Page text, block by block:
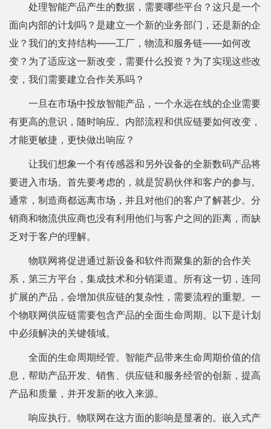
处理智能产品产生的数据，需要哪些平台？这只是一个
面向内部的计划吗？是建立一个新的业务部门，还是新的企
业？我们的支持结构——工厂，物流和服务链——如何改
变？为了适应这一新改变，需要什么投资？为了实现这些改
变，我们需要建立合作关系吗？
一旦在市场中投放智能产品，一个永远在线的企业需要
有更高的意识，随时响应。内部流程和供应链要如何改变，
才能更敏捷，更快做出响应？
让我们想象一个有传感器和另外设备的全新数码产品将
要进入市场。首先要考虑的，就是贸易伙伴和客户的参与。
通常，制造商都远离市场，并且对他们的客户了解甚少。分
销商和物流供应商也没有利用他们与客户之间的距离，而缺
乏对于客户的理解。
物联网将促进通过新设备和软件而聚集的新的合作关
系，第三方平台，集成技术和分销渠道。所有这一切，连同
扩展的产品，会增加供应链的复杂性，需要流程的重塑。一
个物联网供应链需要包含产品的全面生命周期。以下是计划
中必须解决的关键领域。
全面的生命周期经管。智能产品带来生命周期价值的信
息，帮助产品开发、销售、供应链和服务经管的创新，提高
产品和质量，并开发新的收入来源。
响应执行。物联网在这方面的影响是显著的。嵌入式产